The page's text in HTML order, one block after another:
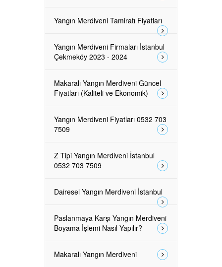
Yangın Merdiveni Tamiratı Fiyatları
Yangın Merdiveni Firmaları İstanbul
Çekmeköy 2023 - 2024
Makaralı Yangın Merdiveni Güncel
Fiyatları (Kaliteli ve Ekonomik)
Yangın Merdiveni Fiyatları 0532 703
7509
Z Tipi Yangın Merdiveni İstanbul
0532 703 7509
Dairesel Yangın Merdiveni İstanbul
Paslanmaya Karşı Yangın Merdiveni
Boyama İşlemi Nasıl Yapılır?
Makaralı Yangın Merdiveni